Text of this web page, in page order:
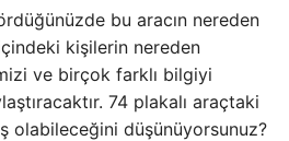
bu aracın nereden
kişilerin nereden
ve birçok farklı bilgiyi
74 plakalı araçtaki
olabileceğini düşünüyorsunuz?